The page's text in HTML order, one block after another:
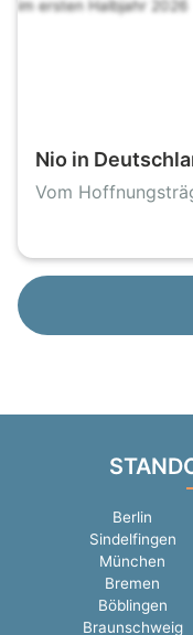
Nio in
Vom
Berlin
Sindelfingen
München
Bremen
Böblingen
Braunschweig